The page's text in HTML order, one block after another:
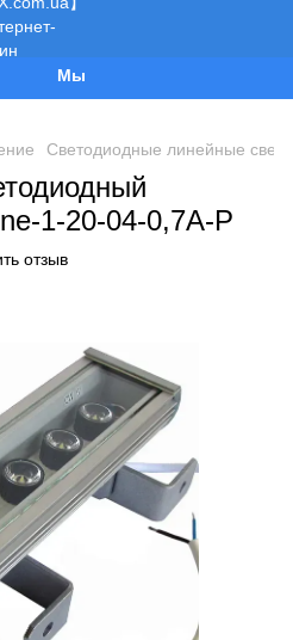
Мы работаем!
Светодиодные линейные
1-20-04-0,7A-P
отзыв